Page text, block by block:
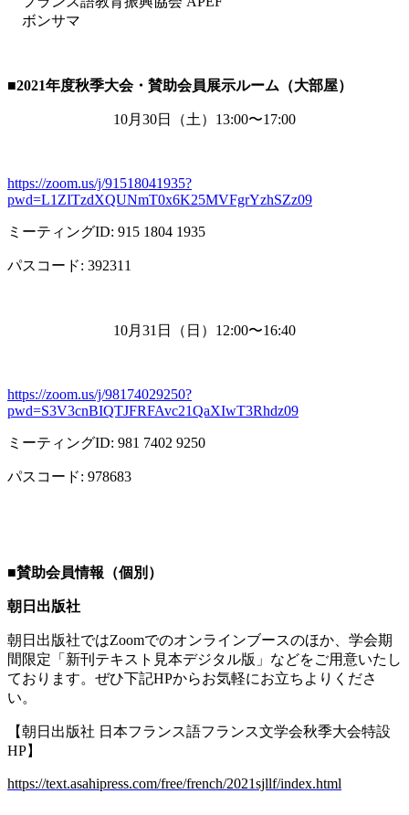
ボンサマ
■2021年度秋季大会・賛助会員展示ルーム（大部屋）
10月 30日（土） 13:00〜17:00
https://zoom.us/j/91518041935?
pwd=L1ZITzdXQUNmT0x6K25MVFgrYzhSZz09
ミーティングID: 915 1804 1935
パスコード: 392311
10月 31 日（日） 12:00〜16:40
https://zoom.us/j/98174029250?
pwd=S3V3cnBIQTJFRFAvc21QaXIwT3Rhdz09
ミーティングID: 981 7402 9250
パスコード: 978683
■賛助会員情報（個別）
朝日出版社
朝日出版社ではZoomでのオンラインブースのほか、学会期
間限定「新刊テキスト見本デジタル版」などをご用意いたし
ております。ぜひ下記HPからお気軽にお立ちよりくださ
い。
【朝日出版社 日本フランス語フランス文学会秋季大会特設
HP】
https://text.asahipress.com/free/french/2021sjllf/index.html